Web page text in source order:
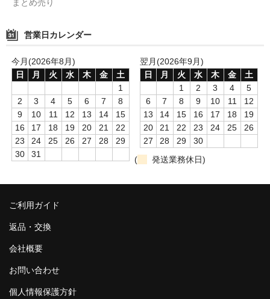
まとめ売り
営業日カレンダー
今月(2026年8月)
日
月 火 水 木 金
土
1
2
3 4 5 6 7
8
9
10 11 12 13 14
15
16
17 18 19 20 21
22
23
24 25 26 27 28
29
30
31
翌月(2026年9月)
日
月 火 水 木 金
土
1
2 3 4
5
6
7 8 9 10 11
12
13
14 15 16 17 18
19
20
21 22 23 24 25
26
27
28 29
30
(
発送業務休日)
ご利用ガイド
返品・交換
会社概要
お問い合わせ
個人情報保護方針